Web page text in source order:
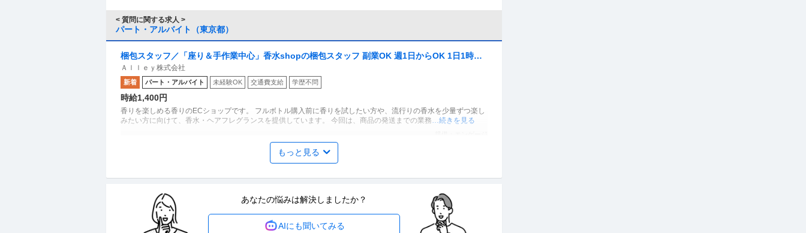
< 質問に関する求人 >
パート・アルバイト（東京都）
梱包スタッフ／「座り＆手作業中心」香水shopの梱包スタッフ 副業OK 週1日からOK 1日1時間
からOK
Ａｌｌｅｙ株式会社
新着 パート・アルバイト 未経験OK 交通費支給 学歴不問
時給1,400円
香りを楽しめる香りのECショップです。 フルボトル購入前に香りを試したい方や、流行りの香水を少量ずつ楽し
みたい方に向けて、香水・ヘアフレグランスを提供しています。 今回は、商品の発送までの業務…続きを見る
ホールスタッフ／人気ラーメン店 ホール！週1・3h～OK！／らあめん花月嵐 デックス東京ビー
月給24万円
―――――――――――――― この仕事のおすすめポイント！ ―――――――――――――― ・らあめん花月嵐
など 有名ブランド企業！ ・未経験、初バイトOK！ ・週1・3h～OK！ ・都合に合わ
…続きを見る
もっと見る
あなたの悩みは解決しましたか？
AIにも聞いてみる